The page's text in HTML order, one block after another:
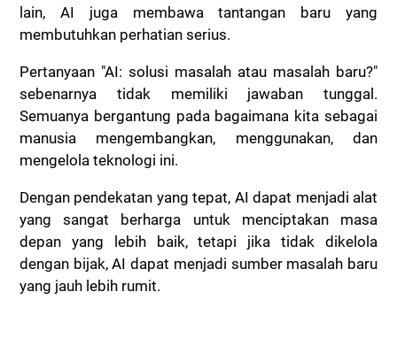
lain, AI juga membawa tantangan baru yang
membutuhkan perhatian serius.
Pertanyaan "AI: solusi masalah atau masalah baru?"
sebenarnya tidak memiliki jawaban tunggal.
Semuanya bergantung pada bagaimana kita sebagai
manusia mengembangkan, menggunakan, dan
mengelola teknologi ini.
Dengan pendekatan yang tepat, AI dapat menjadi alat
yang sangat berharga untuk menciptakan masa
depan yang lebih baik, tetapi jika tidak dikelola
dengan bijak, AI dapat menjadi sumber masalah baru
yang jauh lebih rumit.